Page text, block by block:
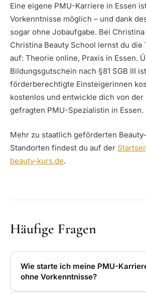
Eine eigene PMU-Karriere in Essen
Vorkenntnisse möglich – und dank
sogar ohne Jobaufgabe. Bei
Christina Beauty School lernst du die
auf: Theorie online, Praxis in Essen.
Bildungsgutschein nach §81 SGB III
förderberechtigte Einsteigerinnen
kostenlos und entwickle dich von
gefragten PMU-Spezialistin in Essen.
Mehr zu staatlich geförderten
Standorten findest du auf der
beauty-kurs.de.
Häufige Fragen
Wie starte ich meine PMU-
ohne Vorkenntnisse?